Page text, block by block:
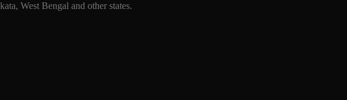
West Bengal and other states.